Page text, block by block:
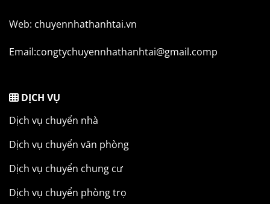
Web: chuyennhathanhtai.vn
Email:congtychuyennhathanhtai@gmail.comp
DỊCH VỤ
Dịch vụ chuyển nhà
Dịch vụ chuyển văn phòng
Dịch vụ chuyển chung cư
Dịch vụ chuyển phòng trọ